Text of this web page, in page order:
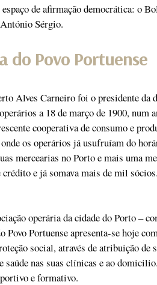
de afirmação democrática: o
Sérgio.
do Povo Portuense
Alves Carneiro foi o presidente da
a 18 de março de 1900, num
cooperativa de consumo e
os operários já usufruíam do
mercearias no Porto e mais uma
e já somava mais de mil
operária da cidade do Porto –
Povo Portuense apresenta-se hoje
social, através de atribuição de
saúde nas suas clínicas e ao
e formativo.